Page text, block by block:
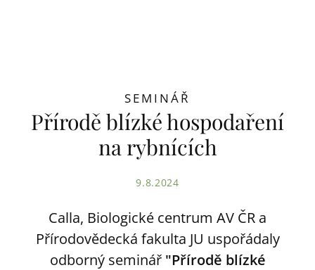
SEMINÁŘ
Přírodě blízké hospodaření
na rybnících
9.8.2024
Calla, Biologické centrum AV ČR a
Přírodovědecká fakulta JU uspořádaly
odborný seminář "Přírodě blízké